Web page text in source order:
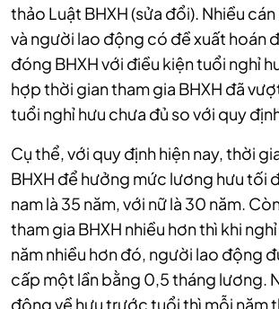
thảo Luật BHXH (sửa đổi). Nhiều
và người lao động có đề xuất hoán
đóng BHXH với điều kiện tuổi nghỉ
hợp thời gian tham gia BHXH đã
tuổi nghỉ hưu chưa đủ so với quy
Cụ thể, với quy định hiện nay, thời
BHXH để hưởng mức lương hưu tối
nam là 35 năm, với nữ là 30 năm.
tham gia BHXH nhiều hơn thì khi
năm nhiều hơn đó, người lao động
cấp một lần bằng 0,5 tháng lương.
động về hưu trước tuổi thì mỗi năm